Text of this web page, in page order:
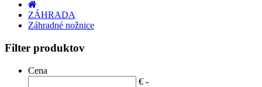
ZÁHRADA
Záhradné nožnice
Filter produktov
Cena
€ -